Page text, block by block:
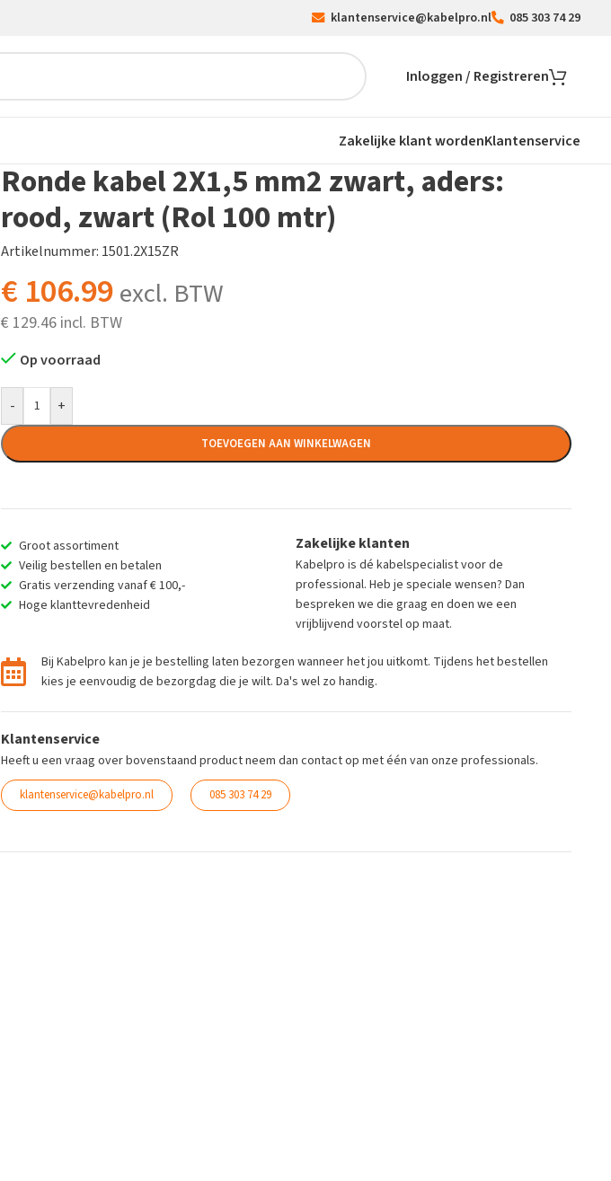
klantenservice@kabelpro.nl 085 303 74 29
Inloggen / Registreren
Zakelijke klant wordenKlantenservice
Ronde kabel 2X1,5 mm2 zwart, aders:
rood, zwart (Rol 100 mtr)
Artikelnummer: 1501.2X15ZR
€ 106.99excl. BTW
€ 129.46
Op voorraad
- +
TOEVOEGEN AAN WINKELWAGEN
Groot assortiment
Veilig bestellen en betalen
Gratis verzending vanaf € 100,-
Hoge klanttevredenheid
Zakelijke klanten
Kabelpro is dé kabelspecialist voor de
professional. Heb je speciale wensen? Dan
bespreken we die graag en doen we een
vrijblijvend voorstel op maat.
Bij Kabelpro kan je je bestelling laten bezorgen wanneer het jou uitkomt. Tijdens het bestellen
kies je eenvoudig de bezorgdag die je wilt. Da's wel zo handig.
Klantenservice
Heeft u een vraag over bovenstaand product neem dan contact op met één van onze professionals.
klantenservice@kabelpro.nl 085 303 74 29